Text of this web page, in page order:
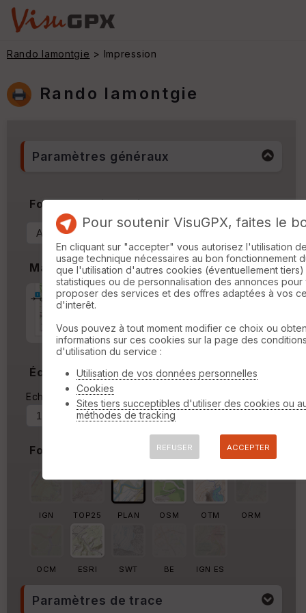
Rando lamontgie > Impression
Rando lamontgie
Paramètres généraux
Format & Orientation
Marges
Marge d'impression cm
Marge autour de la trace
%
Échelle
Echelle actuelle : 1/33789
Fond de carte
IGN TOP25 PLAN OSM OTM ORM
OCM ESRI SWT BE IGN ES
Paramètres de trace
Pour soutenir VisuGPX, faites le
En cliquant sur "accepter" vous autorisez l'utilisation
usage technique nécessaires au bon fonctionnement
que l'utilisation d'autres cookies (éventuellement
statistiques ou de personnalisation des annonces pour
proposer des services et des offres adaptées à vos
d'interêt.
Vous pouvez à tout moment modifier ce choix ou
informations sur ces cookies sur la page des
d'utilisation du service :
Utilisation de vos données personnelles
Cookies
Sites tiers succeptibles d'utiliser des cookies ou
méthodes de tracking
REFUSER ACCEPTER